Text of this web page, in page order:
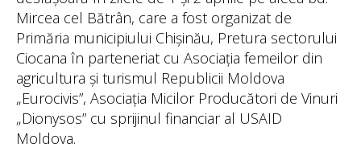
Mircea cel Bătrân, care a fost organizat de
Primăria municipiului Chișinău, Pretura sectorului
Ciocana în parteneriat cu Asociația femeilor din
agricultura și turismul Republicii Moldova
„Eurocivis”, Asociația Micilor Producători de Vinuri
„Dionysos” cu sprijinul financiar al USAID
Moldova.